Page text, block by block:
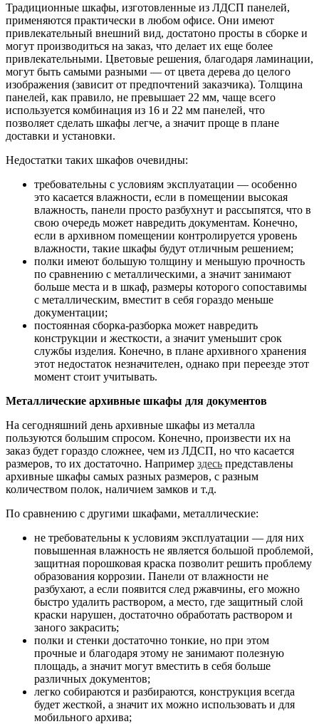
Традиционные шкафы, изготовленные из ЛДСП панелей,
применяются практически в любом офисе. Они имеют
привлекательный внешний вид, достатоно просты в сборке и
могут производиться на заказ, что делает их еще более
привлекательными. Цветовые решения, благодаря ламинации,
могут быть самыми разными — от цвета дерева до целого
изображения (зависит от предпочтений заказчика). Толщина
панелей, как правило, не превышает 22 мм, чаще всего
используется комбинация из 16 и 22 мм панелей, что
позволяет сделать шкафы легче, а значит проще в плане
доставки и установки.
Недостатки таких шкафов очевидны:
требовательны с условиям эксплуатации — особенно
это касается влажности, если в помещении высокая
влажность, панели просто разбухнут и рассыпятся, что в
свою очередь может навредить документам. Конечно,
если в архивном помещении контролируется уровень
влажности, такие шкафы будут отличным решением;
полки имеют большую толщину и меньшую прочность
по сравнению с металлическими, а значит занимают
больше места и в шкаф, размеры которого сопоставимы
с металлическим, вместит в себя гораздо меньше
документации;
постоянная сборка-разборка может навредить
конструкции и жесткости, а значит уменьшит срок
службы изделия. Конечно, в плане архивного хранения
этот недостаток незначителен, однако при переезде этот
момент стоит учитывать.
Металлические архивные шкафы для документов
На сегодняшний день архивные шкафы из металла
пользуются большим спросом. Конечно, произвести их на
заказ будет гораздо сложнее, чем из ЛДСП, но что касается
размеров, то их достаточно. Например здесь представлены
архивные шкафы самых разных размеров, с разным
количеством полок, наличием замков и т.д.
По сравнению с другими шкафами, металлические:
не требовательны к условиям эксплуатации — для них
повышенная влажность не является большой проблемой,
защитная порошковая краска позволит решить проблему
образования коррозии. Панели от влажности не
разбухают, а если появится след ржавчины, его можно
быстро удалить раствором, а место, где защитный слой
краски нарушен, достаточно обработать раствором и
заного закрасить;
полки и стенки достаточно тонкие, но при этом
прочные и благодаря этому не занимают полезную
площадь, а значит могут вместить в себя больше
различных документов;
легко собираются и разбираются, конструкция всегда
будет жесткой, а значит их можно использовать и для
мобильного архива;